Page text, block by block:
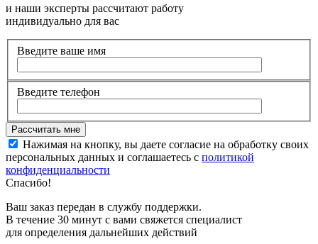
и наши эксперты рассчитают работу
индивидуально для вас
Введите ваше имя
Введите телефон
Нажимая на кнопку, вы даете согласие на обработку своих
персональных данных и соглашаетесь с политикой
конфиденциальности
Спасибо!
Ваш заказ передан в службу поддержки.
В течение 30 минут с вами свяжется специалист
для определения дальнейших действий